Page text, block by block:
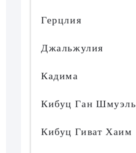
Герцлия
Джальжулия
Кадима
Кибуц Ган Шмуэль
Кибуц Гиват Хаим